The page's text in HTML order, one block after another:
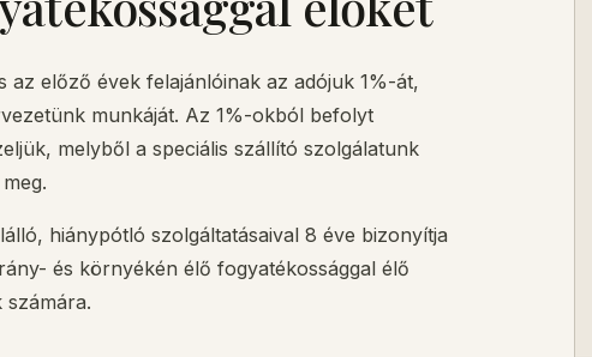
az előző évek felajánlóinak az adójuk 1%-át,
munkáját. Az 1%-okból befolyt
melyből a speciális szállító szolgálatunk
hiánypótló szolgáltatásaival 8 éve bizonyítja
és környékén élő fogyatékossággal élő